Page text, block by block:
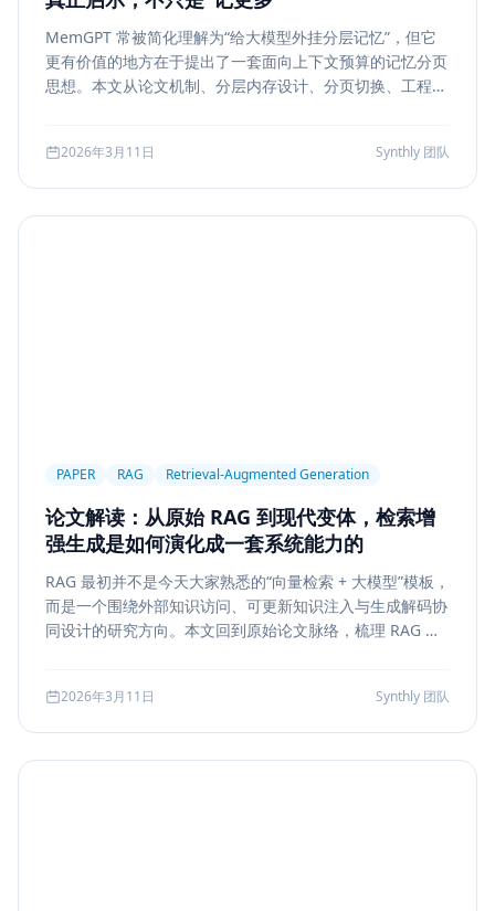
MemGPT 常被简化理解为“给大模型外挂分层记忆”，但它
更有价值的地方在于提出了一套面向上下文预算的记忆分页
思想。本文从论文机制、分层内存设计、分页切换、工程可
2026年3月11日 Synthly 团队
PAPER RAG Retrieval-Augmented Generation
论文解读：从原始 RAG 到现代变体，检索增
强生成是如何演化成一套系统能力的
RAG 最初并不是今天大家熟悉的“向量检索 + 大模型”模板，
而是一个围绕外部知识访问、可更新知识注入与生成解码协
同设计的研究方向。本文回到原始论文脉络，梳理 RAG 如
retrieval 等现代变体，并总结其中真正持续成立的工程原
则。
2026年3月11日 Synthly 团队